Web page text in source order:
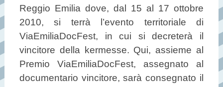
Reggio Emilia dove, dal 15 al 17 ottobre
2010, si terrà l’evento territoriale di
ViaEmiliaDocFest, in cui si decreterà il
vincitore della kermesse. Qui, assieme al
Premio ViaEmiliaDocFest, assegnato al
documentario vincitore, sarà consegnato il